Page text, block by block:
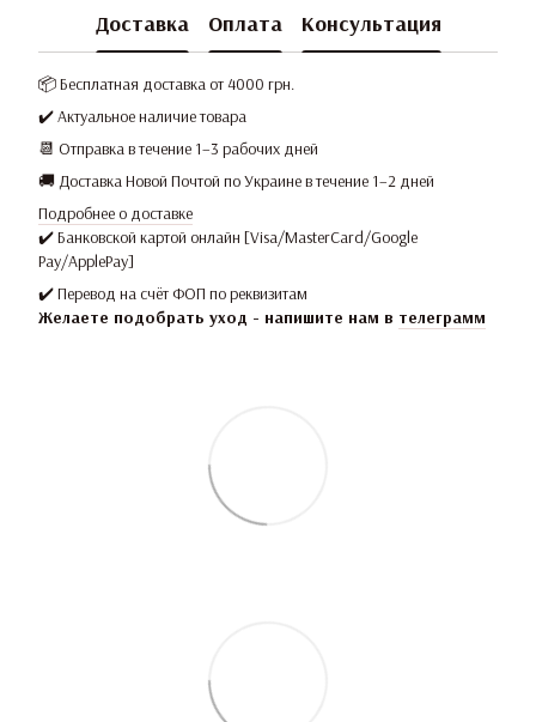
Доставка Оплата Консультация
📦 Бесплатная доставка от 4000 грн.
✔️ Актуальное наличие товара
📆 Отправка в течение 1–3 рабочих дней
🚚 Доставка Новой Почтой по Украине в течение 1–2 дней
Подробнее о доставке
✔️ Банковской картой онлайн [Visa/MasterCard/Google
Pay/ApplePay]
✔️ Перевод на счёт ФОП по реквизитам
Желаете подобрать уход - напишите нам в телеграмм